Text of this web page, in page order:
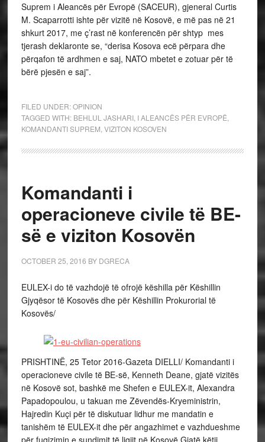
Suprem i Aleancës për Evropë (SACEUR), gjeneral Curtis
M. Scaparrotti ishte për vizitë në Kosovë, e më pas në 21
shkurt 2017, me ç’rast në konferencën për shtyp mes
tjerash deklaronte se, “derisa Kosova ecë përpara dhe
përqafon të ardhmen e saj, NATO mbetet e zotuar për të
bërë pjesën e saj”.
FILED UNDER:OPINION
TAGGED WITH: BEHLUL JASHARI, I ALEANCËS PËR EVROPË
KOMANDANTI SUPREM VIZITON KOSOVEN
Komandanti i
operacioneve civile të BE-
së e viziton Kosovën
OCTOBER 25, 2016 BY DGRECA
EULEX-i do të vazhdojë të ofrojë këshilla për Këshillin
Gjyqësor të Kosovës dhe për Këshillin Prokurorial të
Kosovës/
PRISHTINË, 25 Tetor 2016-Gazeta DIELLI/ Komandanti i
operacioneve civile të BE-së, Kenneth Deane, gjatë vizitës
në Kosovë sot, bashkë me Shefen e EULEX-it, Alexandra
Papadopoulou, u takuan me Zëvendës-Kryeministrin,
Hajredin Kuçi për të diskutuar lidhur me mandatin e
tanishëm të EULEX-it dhe për angazhimet e vazhdueshme
për fuqizimin e sundimit të ligjit në Kosovë.Gjatë këtij